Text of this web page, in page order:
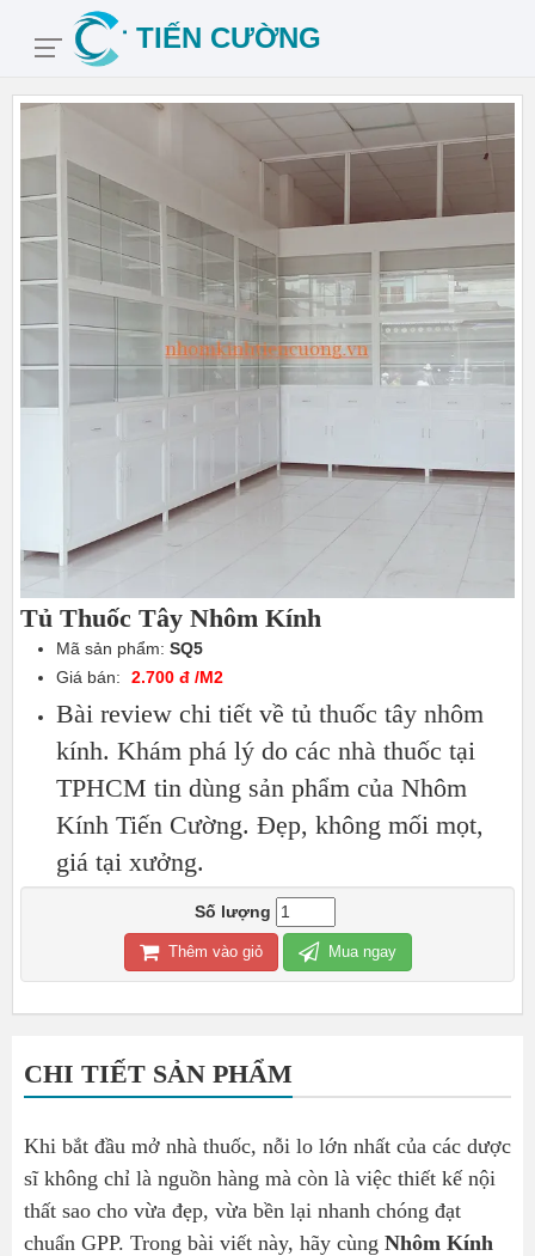
Tủ Thuốc Tây Nhôm Kính
Mã sản phẩm: SQ5
Giá bán:
2.700 đ /M2
Bài review chi tiết về tủ thuốc tây nhôm
kính. Khám phá lý do các nhà thuốc tại
TPHCM tin dùng sản phẩm của Nhôm
Kính Tiến Cường. Đẹp, không mối mọt,
giá tại xưởng.
Số lượng
Thêm vào giỏ Mua ngay
CHI TIẾT SẢN PHẨM
Khi bắt đầu mở nhà thuốc, nỗi lo lớn nhất của các dược
sĩ không chỉ là nguồn hàng mà còn là việc thiết kế nội
thất sao cho vừa đẹp, vừa bền lại nhanh chóng đạt
chuẩn GPP. Trong bài viết này, hãy cùng Nhôm Kính